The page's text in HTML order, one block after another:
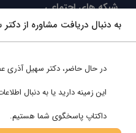
شبکه های اجتماعی
ما را در شبکه های اجتماعی دنبال
به دنبال دریافت مشاوره از
در حال حاضر، دکتر سهیل آذری
این زمینه دارید یا به دنبال
داکتاپ پاسخگوی شما هستیم.